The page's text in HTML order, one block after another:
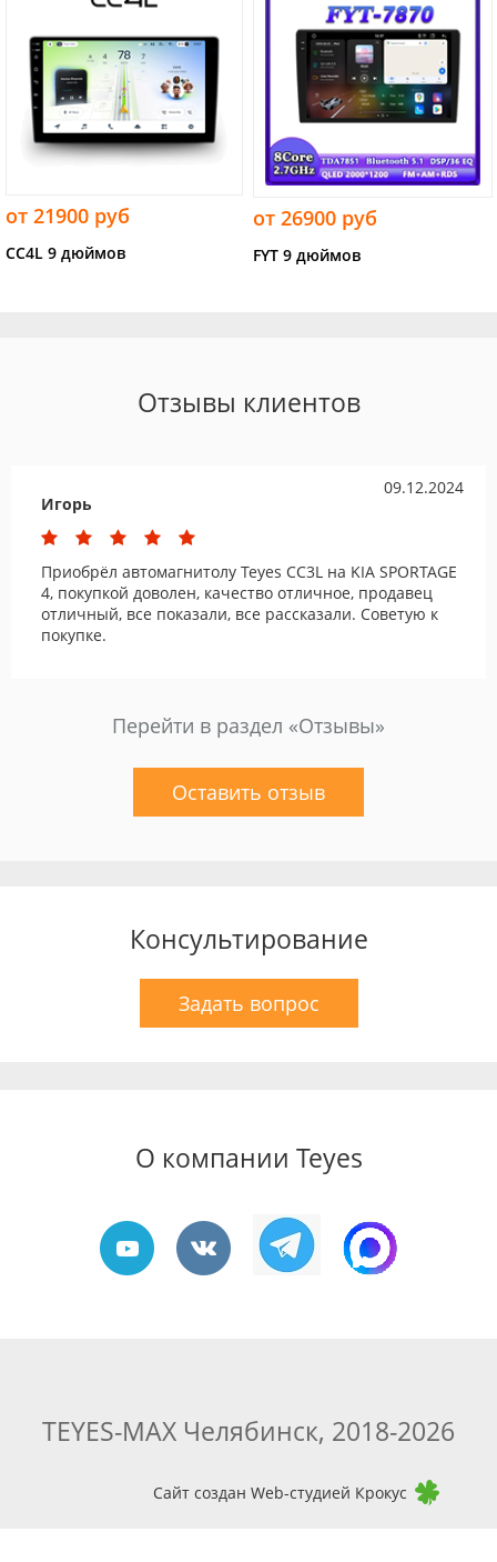
от 21900 руб
CC4L 9 дюймов
от 26900 руб
FYT 9 дюймов
Отзывы клиентов
09.12.2024
Игорь
Приобрёл автомагнитолу Teyes CC3L на KIA SPORTAGE
4, покупкой доволен, качество отличное, продавец
отличный, все показали, все рассказали. Советую к
покупке.
Перейти в раздел «Отзывы»
Оставить отзыв
Консультирование
Задать вопрос
О компании Teyes
TEYES-MAX Челябинск, 2018-2026
Сайт создан Web-студией Крокус